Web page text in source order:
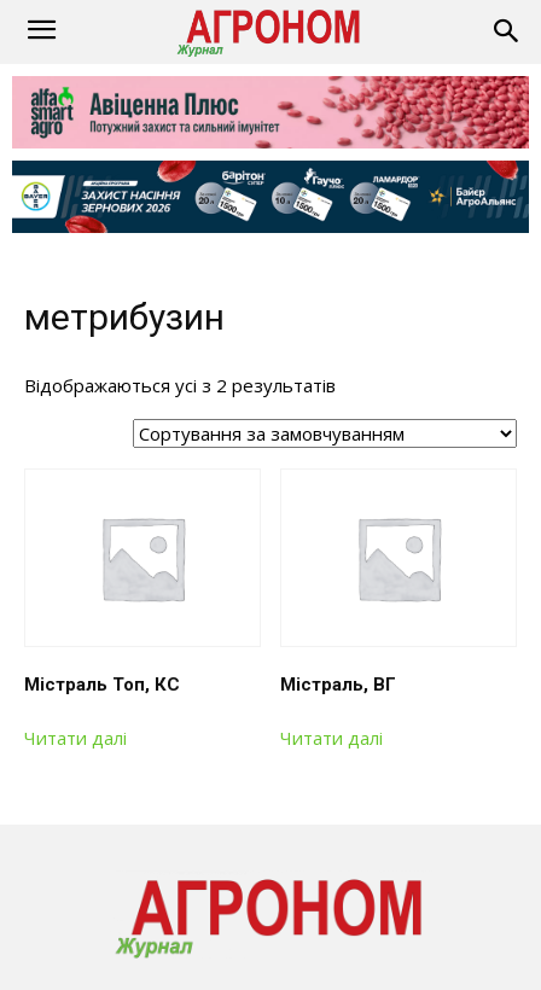
метрибузин
Відображаються усі з 2 результатів
Містраль Топ, КС
Читати далі
Містраль, ВГ
Читати далі